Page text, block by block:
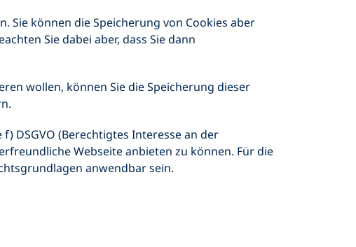
Sie können die Speicherung von Cookies aber
Sie dabei aber, dass Sie dann
wollen, können Sie die Speicherung dieser
DSGVO (Berechtigtes Interesse an der
Webseite anbieten zu können. Für die
anwendbar sein.